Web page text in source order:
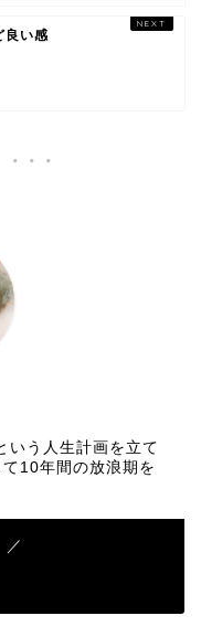
良い感
いう人生計画を立て
10年間の放浪期を